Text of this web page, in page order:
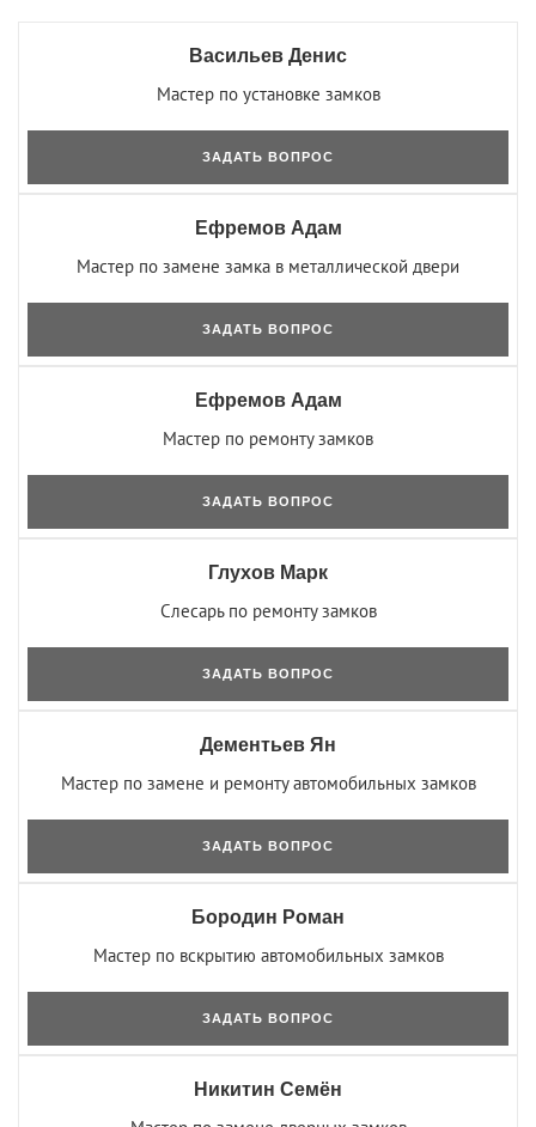
Васильев Денис
Мастер по установке замков
ЗАДАТЬ ВОПРОС
Ефремов Адам
Мастер по замене замка в металлической двери
ЗАДАТЬ ВОПРОС
Ефремов Адам
Мастер по ремонту замков
ЗАДАТЬ ВОПРОС
Глухов Марк
Слесарь по ремонту замков
ЗАДАТЬ ВОПРОС
Дементьев Ян
Мастер по замене и ремонту автомобильных замков
ЗАДАТЬ ВОПРОС
Бородин Роман
Мастер по вскрытию автомобильных замков
ЗАДАТЬ ВОПРОС
Никитин Семён